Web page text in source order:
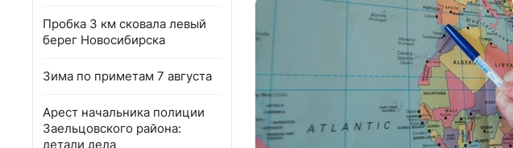
Пробка 3 км сковала левый
берег Новосибирска
Зима по приметам 7 августа
Арест начальника полиции
Заельцовского района:
детали дела